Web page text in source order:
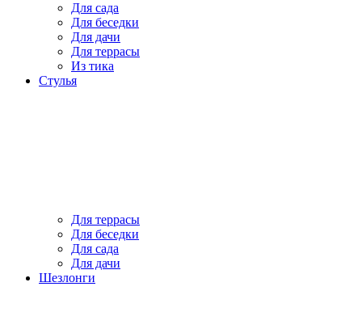
Для сада
Для беседки
Для дачи
Для террасы
Из тика
Стулья
Для террасы
Для беседки
Для сада
Для дачи
Шезлонги